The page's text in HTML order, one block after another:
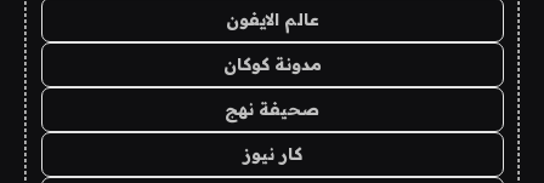
عالم الايفون
مدونة كوكان
صحيفة نهج
كار نيوز